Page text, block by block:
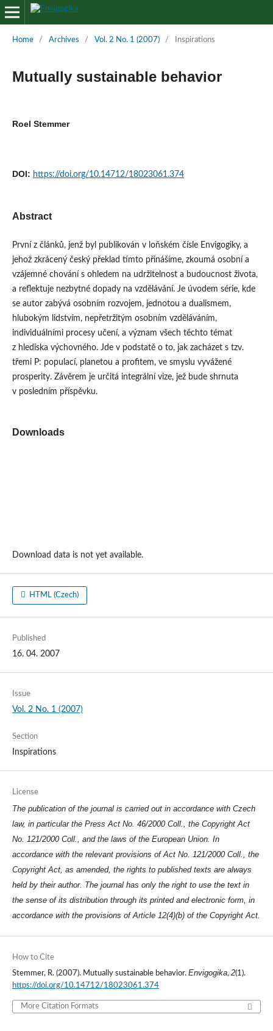
Home / Archives / Vol. 2 No. 1 (2007) / Inspirations
Mutually sustainable behavior
Roel Stemmer
DOI: https://doi.org/10.14712/18023061.374
Abstract
První z článků, jenž byl publikován v loňském čísle Envigogiky, a
jehož zkrácený český překlad tímto přinášíme, zkoumá osobní a
vzájemné chování s ohledem na udržitelnost a budoucnost života,
a reflektuje nezbytné dopady na vzdělávání. Je úvodem série, kde
se autor zabývá osobním rozvojem, jednotou a dualismem,
hlubokým lidstvím, nepřetržitým osobním vzděláváním,
individuálními procesy učení, a význam všech těchto témat
z hlediska výchovného. Jde v podstatě o to, jak zacházet s tzv.
třemi P: populací, planetou a profitem, ve smyslu vyvážené
prosperity. Závěrem je určitá integrální vize, jež bude shrnuta
v posledním příspěvku.
Downloads
Download data is not yet available.
HTML (Czech)
Published
16. 04. 2007
Issue
Vol. 2 No. 1 (2007)
Section
Inspirations
License
The publication of the journal is carried out in accordance with Czech
law, in particular the Press Act No. 46/2000 Coll., the Copyright Act
No. 121/2000 Coll., and the laws of the European Union. In
accordance with the relevant provisions of Act No. 121/2000 Coll., the
Copyright Act, as amended, the rights to published texts are always
held by their author. The journal has only the right to use the text in
the sense of its distribution through its printed and electronic form, in
accordance with the provisions of Article 12(4)(b) of the Copyright Act.
How to Cite
Stemmer, R. (2007). Mutually sustainable behavior. Envigogika, 2(1).
https://doi.org/10.14712/18023061.374
More Citation Formats